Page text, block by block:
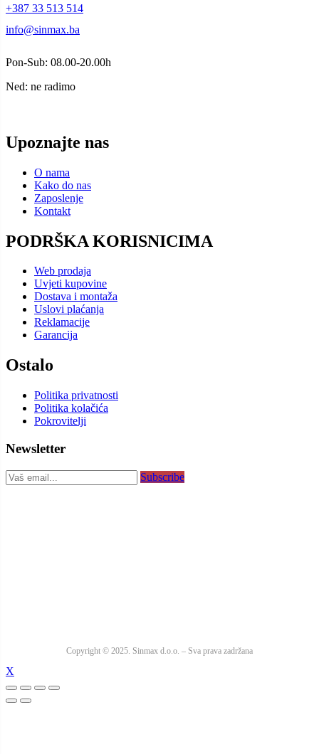
+387 33 513 514
info@sinmax.ba
Pon-Sub: 08.00-20.00h
Ned: ne radimo
Upoznajte nas
O nama
Kako do nas
Zaposlenje
Kontakt
PODRŠKA KORISNICIMA
Web prodaja
Uvjeti kupovine
Dostava i montaža
Uslovi plaćanja
Reklamacije
Garancija
Ostalo
Politika privatnosti
Politika kolačića
Pokrovitelji
Newsletter
Subscribe
Copyright © 2025. Sinmax d.o.o. – Sva prava zadržana
X